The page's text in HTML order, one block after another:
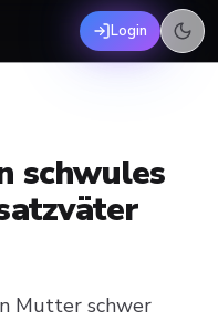
Login
schwules
Mutter schwer